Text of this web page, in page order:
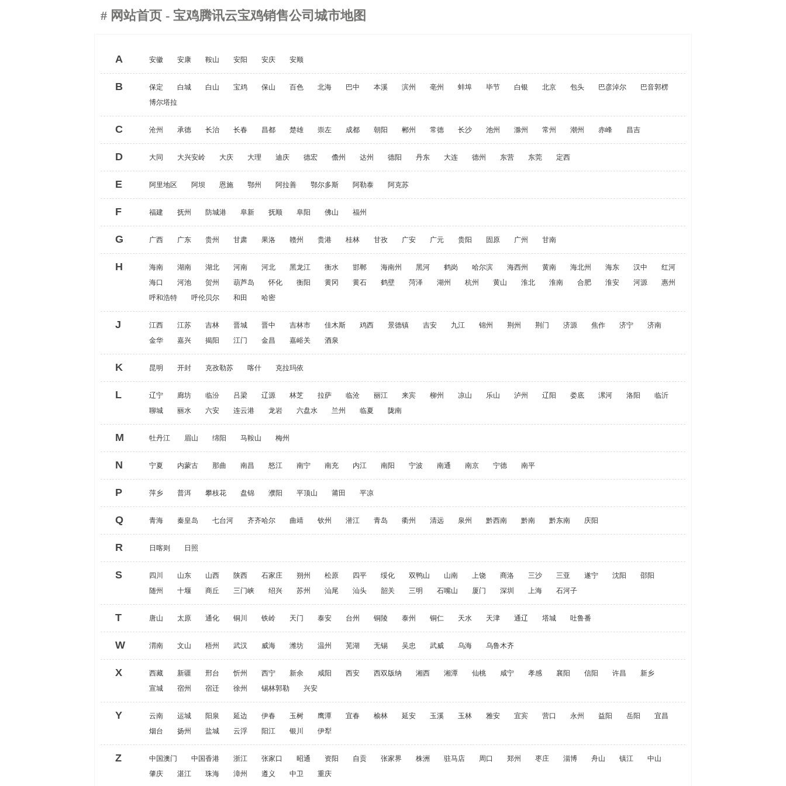
# 网站首页 - 宝鸡腾讯云宝鸡销售公司城市地图
A 安徽 安康 鞍山 安阳 安庆 安顺
B 保定 白城 白山 宝鸡 保山 百色 北海 巴中 本溪 滨州 亳州 蚌埠 毕节 白银 北京 包头 巴彦淖尔
巴音郭楞
博尔塔拉
C 沧州 承德 长治 长春 昌都 楚雄 崇左 成都 朝阳 郴州 常德 长沙 池州 滁州 常州 潮州 赤峰 昌吉
D 大同 大兴安岭 大庆 大理 迪庆 德宏 儋州 达州 德阳 丹东 大连 德州 东营 东莞 定西
E 阿里地区 阿坝 恩施 鄂州 阿拉善 鄂尔多斯 阿勒泰 阿克苏
F 福建 抚州 防城港 阜新 抚顺 阜阳 佛山 福州
G 广西 广东 贵州 甘肃 果洛 赣州 贵港 桂林 甘孜 广安 广元 贵阳 固原 广州 甘南
H 海南 湖南 湖北 河南 河北 黑龙江 衡水 邯郸 海南州 黑河 鹤岗 哈尔滨 海西州 黄南 海北州 海东 汉中
红河
海口
河池 贺州 葫芦岛 怀化 衡阳 黄冈 黄石 鹤壁 菏泽 湖州 杭州 黄山 淮北 淮南 合肥 淮安 河源
惠州
呼和浩特
呼伦贝尔 和田 哈密
J 江西 江苏 吉林 晋城 晋中 吉林市 佳木斯 鸡西 景德镇 吉安 九江 锦州 荆州 荆门 济源 焦作 济宁
济南
金华
嘉兴 揭阳 江门 金昌 嘉峪关 酒泉
K 昆明 开封 克孜勒苏 喀什 克拉玛依
L 辽宁 廊坊 临汾 吕梁 辽源 林芝 拉萨 临沧 丽江 来宾 柳州 凉山 乐山 泸州 辽阳 娄底 漯河 洛阳
临沂
聊城
丽水 六安 连云港 龙岩 六盘水 兰州 临夏 陇南
M 牡丹江 眉山 绵阳 马鞍山 梅州
N 宁夏 内蒙古 那曲 南昌 怒江 南宁 南充 内江 南阳 宁波 南通 南京 宁德 南平
P 萍乡 普洱 攀枝花 盘锦 濮阳 平顶山 莆田 平凉
Q 青海 秦皇岛 七台河 齐齐哈尔 曲靖 钦州 潜江 青岛 衢州 清远 泉州 黔西南 黔南 黔东南 庆阳
R 日喀则 日照
S 四川 山东 山西 陕西 石家庄 朔州 松原 四平 绥化 双鸭山 山南 上饶 商洛 三沙 三亚 遂宁 沈阳
邵阳
随州
十堰 商丘 三门峡 绍兴 苏州 汕尾 汕头 韶关 三明 石嘴山 厦门 深圳 上海 石河子
T 唐山 太原 通化 铜川 铁岭 天门 泰安 台州 铜陵 泰州 铜仁 天水 天津 通辽 塔城 吐鲁番
W 渭南 文山 梧州 武汉 威海 潍坊 温州 芜湖 无锡 吴忠 武威 乌海 乌鲁木齐
X 西藏 新疆 邢台 忻州 西宁 新余 咸阳 西安 西双版纳 湘西 湘潭 仙桃 咸宁 孝感 襄阳 信阳 许昌
新乡
宣城
宿州 宿迁 徐州 锡林郭勒 兴安
Y 云南 运城 阳泉 延边 伊春 玉树 鹰潭 宜春 榆林 延安 玉溪 玉林 雅安 宜宾 营口 永州 益阳 岳阳
宜昌
烟台
扬州 盐城 云浮 阳江 银川 伊犁
Z 中国澳门 中国香港 浙江 张家口 昭通 资阳 自贡 张家界 株洲 驻马店 周口 郑州 枣庄 淄博 舟山 镇江
中山
肇庆
湛江 珠海 漳州 遵义 中卫 重庆